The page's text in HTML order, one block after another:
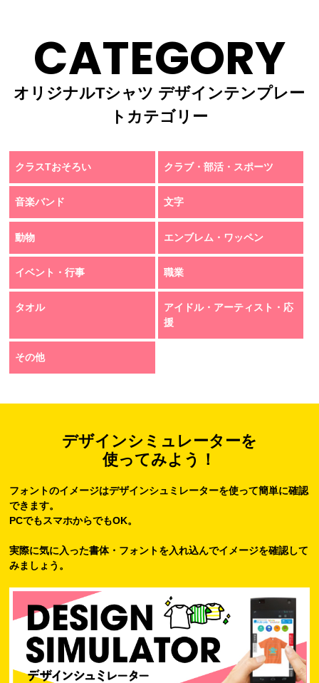
CATEGORY
オリジナルTシャツ デザインテンプレー
トカテゴリー
クラスTおそろい クラブ・部活・スポーツ
音楽バンド 文字
動物 エンブレム・ワッペン
イベント・行事 職業
タオル
アイドル・アーティスト・応
援
その他
デザインシミュレーターを
使ってみよう！
フォントのイメージはデザインシュミレーターを使って簡単に確認
できます。
PCでもスマホからでもOK。
実際に気に入った書体・フォントを入れ込んでイメージを確認して
みましょう。